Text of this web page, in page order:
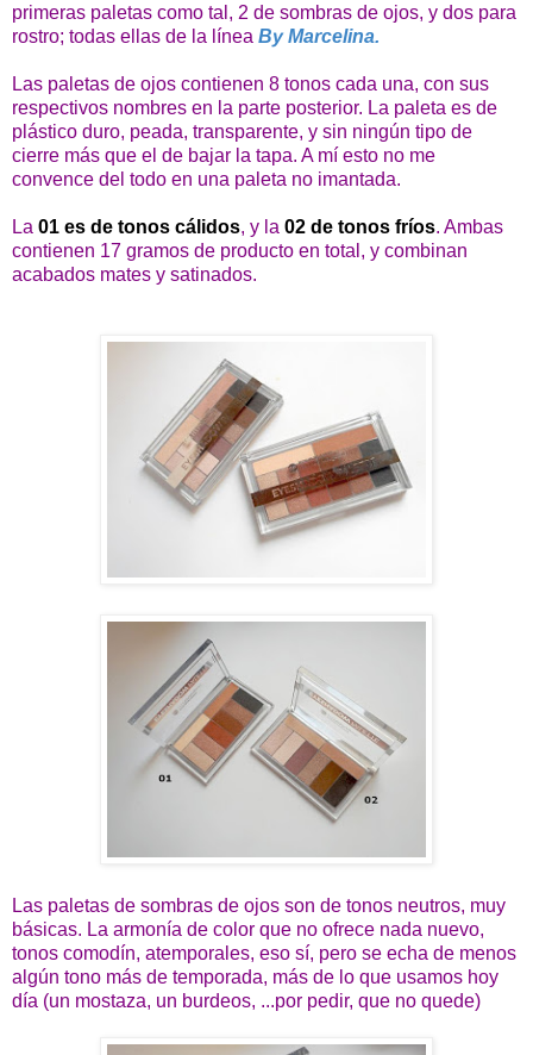
primeras paletas como tal, 2 de sombras de ojos, y dos para
rostro; todas ellas de la línea By Marcelina.
Las paletas de ojos contienen 8 tonos cada una, con sus
respectivos nombres en la parte posterior. La paleta es de
plástico duro, peada, transparente, y sin ningún tipo de
cierre más que el de bajar la tapa. A mí esto no me
convence del todo en una paleta no imantada.
La 01 es de tonos cálidos, y la 02 de tonos fríos. Ambas
contienen 17 gramos de producto en total, y combinan
acabados mates y satinados.
Las paletas de sombras de ojos son de tonos neutros, muy
básicas. La armonía de color que no ofrece nada nuevo,
tonos comodín, atemporales, eso sí, pero se echa de menos
algún tono más de temporada, más de lo que usamos hoy
día (un mostaza, un burdeos, ...por pedir, que no quede)